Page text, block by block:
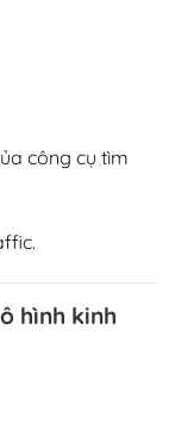
công cụ tìm
hình kinh